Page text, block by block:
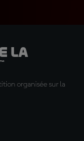
la
organisée sur la